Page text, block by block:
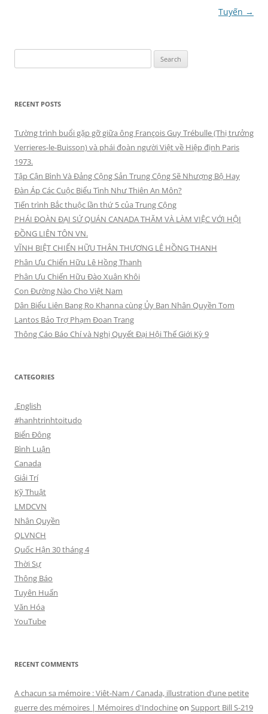
Tuyến →
for:
RECENT POSTS
Tường trình buổi gặp gỡ giữa ông François Guy Trébulle (Thị trưởng
Verrieres-le-Buisson) và phái đoàn người Việt về Hiệp định Paris
1973.
Tập Cận Bình Và Đảng Cộng Sản Trung Cộng Sẽ Nhượng Bộ Hay
Đàn Áp Các Cuộc Biểu Tình Như Thiên An Môn?
Tiến trình Bắc thuộc lần thứ 5 của Trung Cộng
PHÁI ĐOÀN ĐẠI SỨ QUÁN CANADA THĂM VÀ LÀM VIỆC VỚI HỘI
ĐỒNG LIÊN TÔN VN.
VĨNH BIỆT CHIẾN HỮU THÂN THƯƠNG LÊ HỒNG THANH
Phân Ưu Chiến Hữu Lê Hồng Thanh
Phân Ưu Chiến Hữu Đào Xuân Khôi
Con Đường Nào Cho Việt Nam
Dân Biểu Liên Bang Ro Khanna cùng Ủy Ban Nhân Quyền Tom
Lantos Bảo Trợ Phạm Đoan Trang
Thông Cáo Báo Chí và Nghị Quyết Đại Hội Thế Giới Kỳ 9
CATEGORIES
.English
#hanhtrinhtoitudo
Biển Đông
Bình Luận
Canada
Giải Trí
Kỹ Thuật
LMDCVN
Nhân Quyền
QLVNCH
Quốc Hận 30 tháng 4
Thời Sự
Thông Báo
Tuyên Huấn
Văn Hóa
YouTube
RECENT COMMENTS
A chacun sa mémoire : Viêt-Nam / Canada, illustration d’une petite
guerre des mémoires | Mémoires d'Indochineon Support Bill S-219